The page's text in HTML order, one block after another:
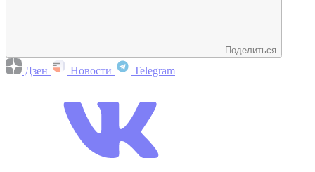
Поделиться
Дзен Новости Telegram